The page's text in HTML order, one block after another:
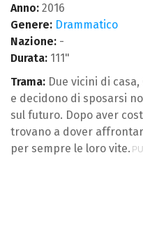
Anno: 2016
Genere: Drammatico
Nazione: -
Durata: 111"
Trama: Due vicini di
e decidono di sposarsi
sul futuro. Dopo aver
trovano a dover
per sempre le loro vite.